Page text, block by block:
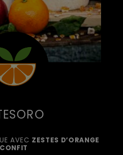
AVEC ZESTES D’ORANGE
CONFIT